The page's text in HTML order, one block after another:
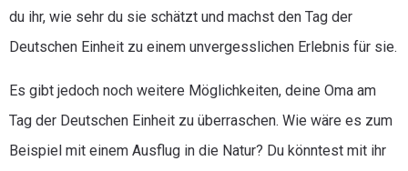
du ihr, wie sehr du sie schätzt und machst den Tag der
Deutschen Einheit zu einem unvergesslichen Erlebnis für sie.
Es gibt jedoch noch weitere Möglichkeiten, deine Oma am
Tag der Deutschen Einheit zu überraschen. Wie wäre es zum
Beispiel mit einem Ausflug in die Natur? Du könntest mit ihr